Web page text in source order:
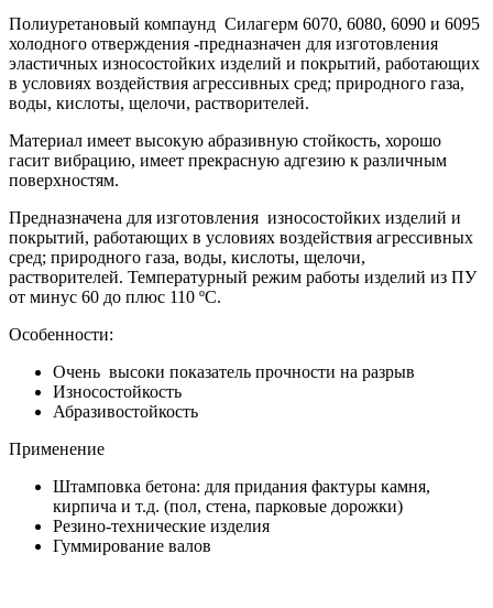
Полиуретановый компаунд Силагерм 6070, 6080, 6090 и 6095
холодного отверждения -предназначен для изготовления
эластичных износостойких изделий и покрытий, работающих
в условиях воздействия агрессивных сред; природного газа,
воды, кислоты, щелочи, растворителей.
Материал имеет высокую абразивную стойкость, хорошо
гасит вибрацию, имеет прекрасную адгезию к различным
поверхностям.
Предназначена для изготовления износостойких изделий и
покрытий, работающих в условиях воздействия агрессивных
сред; природного газа, воды, кислоты, щелочи,
растворителей. Температурный режим работы изделий из ПУ
от минус 60 до плюс 110 ºС.
Особенности:
Очень высоки показатель прочности на разрыв
Износостойкость
Абразивостойкость
Применение
Штамповка бетона: для придания фактуры камня,
кирпича и т.д. (пол, стена, парковые дорожки)
Резино-технические изделия
Гуммирование валов